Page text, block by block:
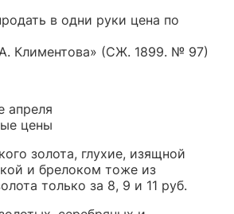
в одни руки цена по
Климентова» (СЖ. 1899. № 97)
апреля
цены
золота, глухие, изящной
и брелоком тоже из
только за 8, 9 и 11 руб.